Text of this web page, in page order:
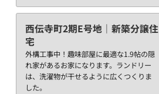
西伝寺町2期E号地｜新築分譲住
宅
外構工事中！趣味部屋に最適な1.9帖の隠
れ家があるお家になります。ランドリー
は、洗濯物が干せるように広くつくりま
した。